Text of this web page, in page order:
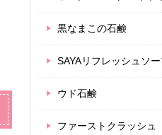
黒なまこの石鹸
SAYAリフレッシュソ
ウド石鹸
ファーストクラッシュ